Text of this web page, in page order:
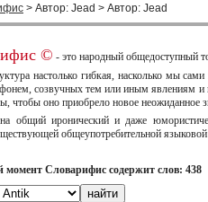
> Автор: Jead > Автор: Jead
© - это народный общедоступный
настолько гибкая, насколько мы
созвучных тем или иным явлениям и
чтобы оно приобрело новое неожиданное
общий иронический и даже
общеупотребительной
момент Словарифис содержит слов: 438